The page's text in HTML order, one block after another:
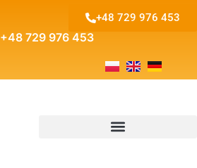
+48 729 976 453
+48 729 976 453